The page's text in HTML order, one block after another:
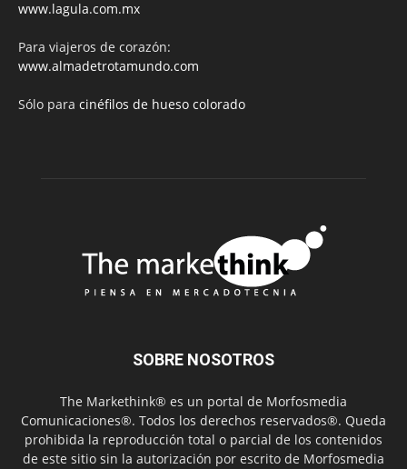
www.lagula.com.mx
Para viajeros de corazón:
www.almadetrotamundo.com
Sólo para cinéfilos de hueso colorado
SOBRE NOSOTROS
The Markethink® es un portal de Morfosmedia
Comunicaciones®. Todos los derechos reservados®. Queda
prohibida la reproducción total o parcial de los contenidos
de este sitio sin la autorización por escrito de Morfosmedia